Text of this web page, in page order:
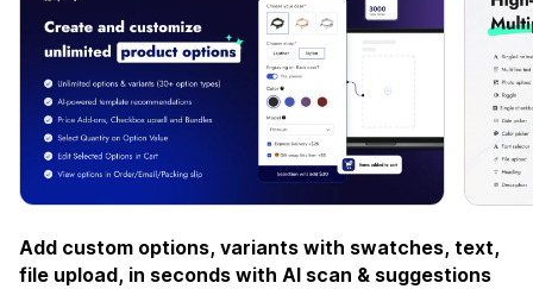
Add custom options, variants with swatches, text,
file upload, in seconds with AI scan & suggestions